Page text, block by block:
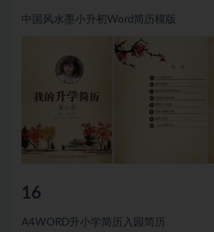
中国风水墨小升初Word简历模版
16
A4WORD升小学简历入园简历